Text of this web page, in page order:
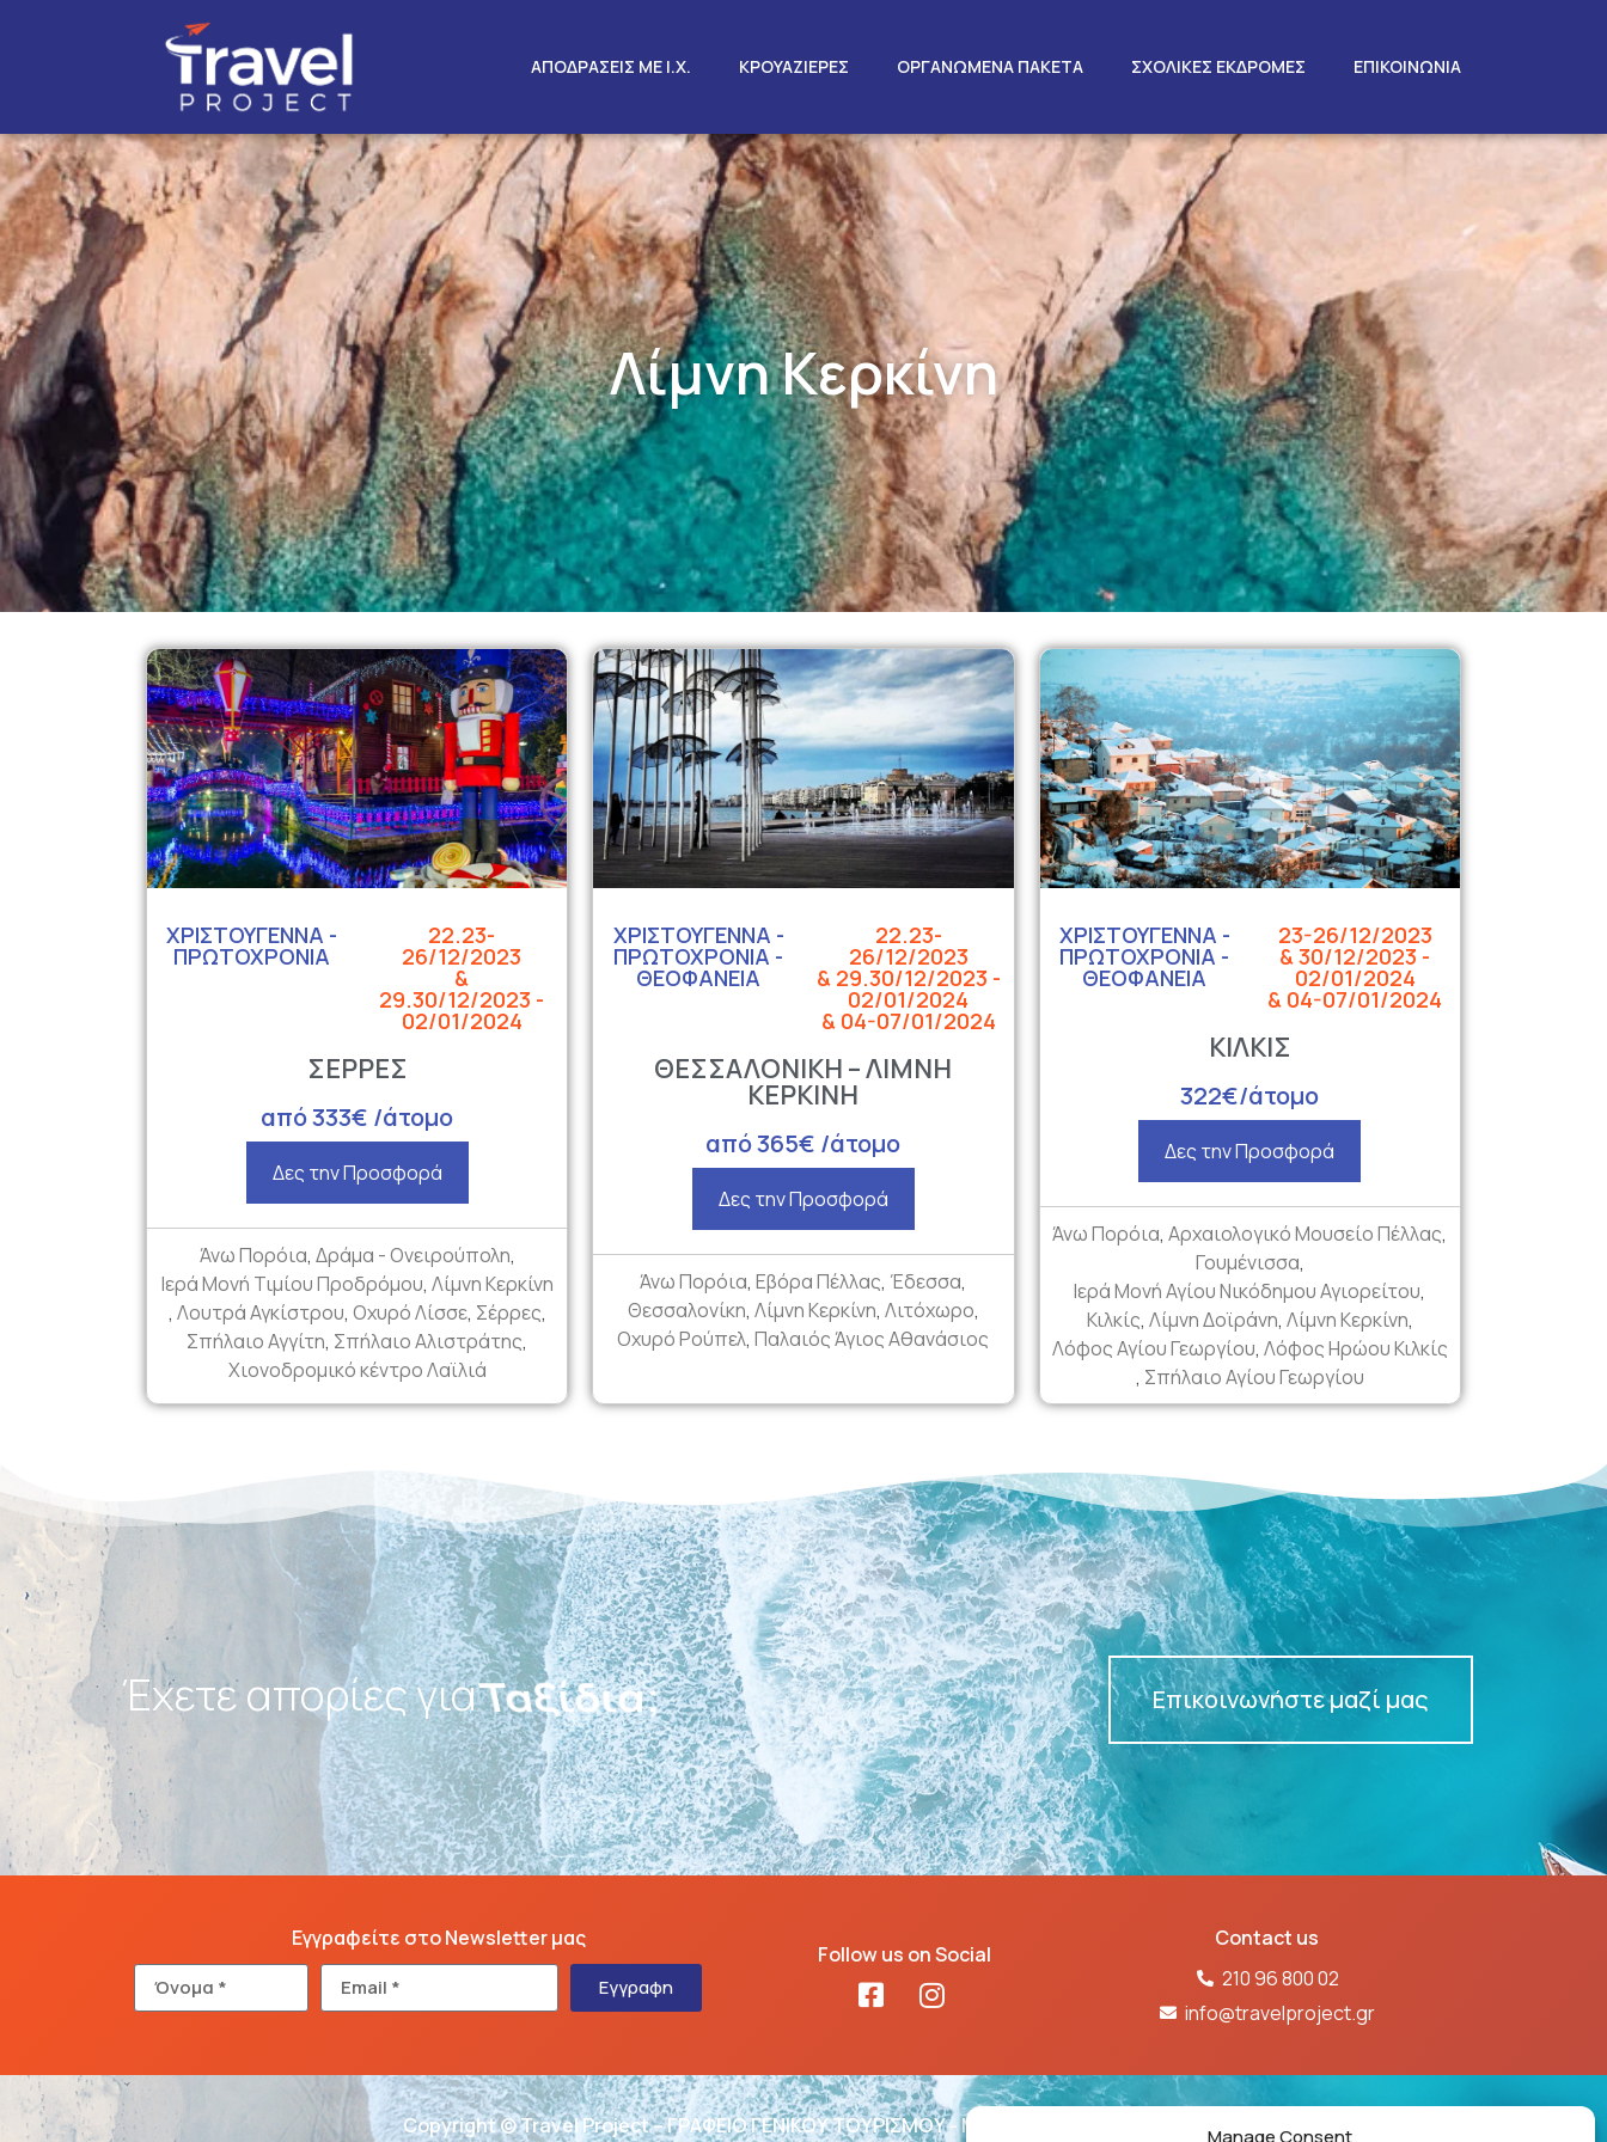
Manage Consent
ΑΠΟΔΡΑΣΕΙΣ ΜΕ Ι.Χ. ΚΡΟΥΑΖΙΕΡΕΣ ΟΡΓΑΝΩΜΕΝΑ ΠΑΚΕΤΑ ΣΧΟΛΙΚΕΣ ΕΚΔΡΟΜΕΣ ΕΠΙΚΟΙΝΩΝΙΑ
Λίμνη Κερκίνη
ΧΡΙΣΤΟΥΓΕΝΝΑ -
ΠΡΩΤΟΧΡΟΝΙΑ
22.23-
26/12/2023
&
29.30/12/2023 -
02/01/2024
ΣΕΡΡΕΣ
από 333€ /άτομο
Δες την Προσφορά
Άνω Πορόια, Δράμα - Ονειρούπολη,
Ιερά Μονή Τιμίου Προδρόμου, Λίμνη Κερκίνη
, Λουτρά Αγκίστρου, Οχυρό Λίσσε, Σέρρες,
Σπήλαιο Αγγίτη, Σπήλαιο Αλιστράτης,
Χιονοδρομικό κέντρο Λαϊλιά
ΧΡΙΣΤΟΥΓΕΝΝΑ -
ΠΡΩΤΟΧΡΟΝΙΑ -
ΘΕΟΦΑΝΕΙΑ
22.23-
26/12/2023
& 29.30/12/2023 -
02/01/2024
& 04-07/01/2024
ΘΕΣΣΑΛΟΝΙΚΗ – ΛΙΜΝΗ
ΚΕΡΚΙΝΗ
από 365€ /άτομο
Δες την Προσφορά
Άνω Πορόια,Εβόρα Πέλλας, Έδεσσα,
Θεσσαλονίκη, Λίμνη Κερκίνη, Λιτόχωρο,
Οχυρό Ρούπελ,Παλαιός Άγιος Αθανάσιος
ΧΡΙΣΤΟΥΓΕΝΝΑ -
ΠΡΩΤΟΧΡΟΝΙΑ -
ΘΕΟΦΑΝΕΙΑ
23-26/12/2023
& 30/12/2023 -
02/01/2024
& 04-07/01/2024
ΚΙΛΚΙΣ
322€/άτομο
Δες την Προσφορά
Άνω Πορόια,Αρχαιολογικό Μουσείο Πέλλας,
Γουμένισσα,
Ιερά Μονή Αγίου Νικόδημου Αγιορείτου,
Κιλκίς, Λίμνη Δοϊράνη, Λίμνη Κερκίνη,
Λόφος Αγίου Γεωργίου, Λόφος Ηρώου Κιλκίς
, Σπήλαιο Αγίου Γεωργίου
Έχετε απορίες γιαΠακέτα; Επικοινωνήστε μαζί μας
Εγγραφείτε στο Newsletter μας
Εγγραφη
Follow us on Social
Contact us
210 96 800 02
info@travelproject.gr
Copyright © Travel Project – ΓΡΑΦΕΙΟ ΓΕΝΙΚΟΥ ΤΟΥΡΙΣΜΟΥ - ΜΗΤΕ: 0261Ε60000718601